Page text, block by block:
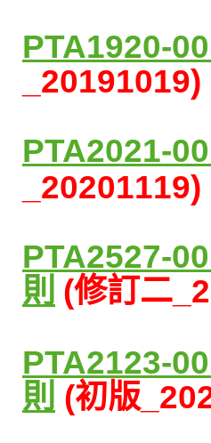
PTA1920-00_
20191019)
PTA2021-00_
_20201119)
PTA2527-
則 (修訂二
PTA2123-
則 (初版